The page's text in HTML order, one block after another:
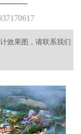
效果图，请联系我们